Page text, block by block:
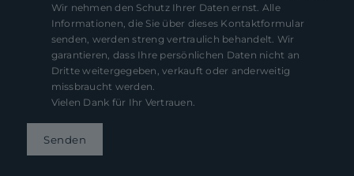
Wir nehmen den Schutz Ihrer Daten ernst. Alle
Informationen, die Sie über dieses Kontaktformular
senden, werden streng vertraulich behandelt. Wir
garantieren, dass Ihre persönlichen Daten nicht an
Dritte weitergegeben, verkauft oder anderweitig
missbraucht werden.
Vielen Dank für Ihr Vertrauen.
Senden